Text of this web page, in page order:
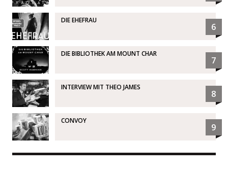
DIE EHEFRAU
6
DIE BIBLIOTHEK AM MOUNT CHAR
7
INTERVIEW MIT THEO JAMES
8
CONVOY
9